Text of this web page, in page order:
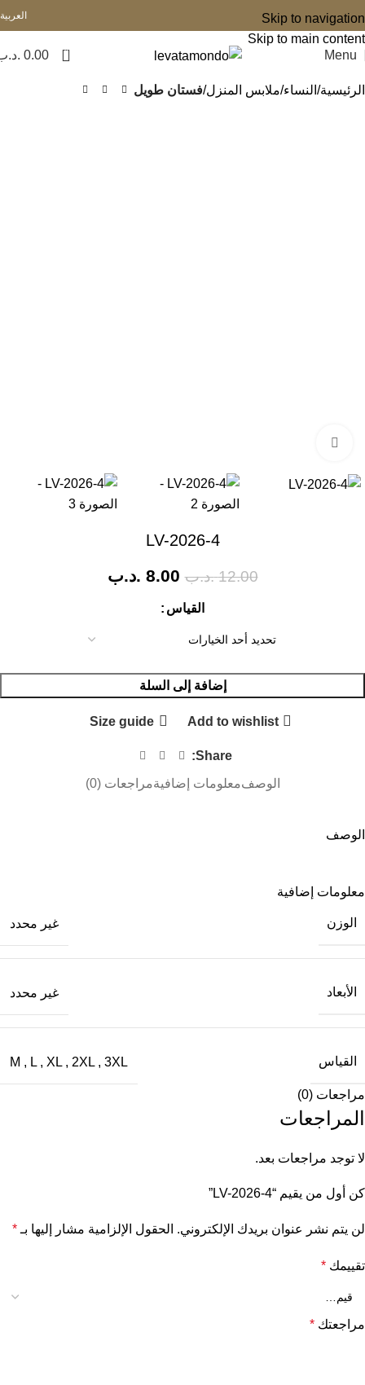
Skip to navigation
Skip to main content
العربية
Menu
0
0.00
الرئيسية النساء ملابس المنزل فستان طويل
LV-2026-4
12.00 .د.ب 8.00 .د.ب
القياس
إضافة إلى السلة
Add to wishlist
Size guide
Share:
الوصفمعلومات إضافيةمراجعات (0)
الوصف
معلومات إضافية
الوزن غير محدد
الأبعاد غير محدد
القياس M , L , XL , 2XL , 3XL
مراجعات (0)
المراجعات
لا توجد مراجعات بعد.
كن أول من يقيم “LV-2026-4”
لن يتم نشر عنوان بريدك الإلكتروني. الحقول الإلزامية مشار إليها بـ *
تقييمك *
مراجعتك *